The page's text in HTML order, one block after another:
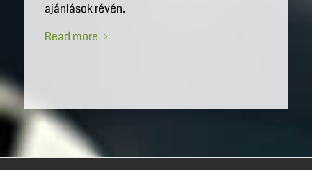
ajánlások révén.
Read more